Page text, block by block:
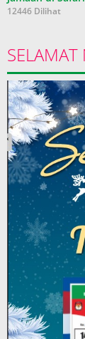
12446 Dilihat